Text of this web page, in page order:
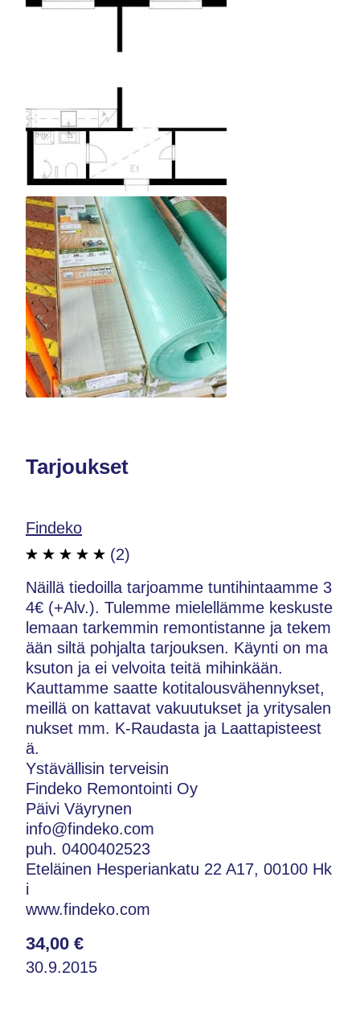
Tarjoukset
Findeko
(2)
Näillä tiedoilla tarjoamme tuntihintaamme 3
4€ (+Alv.). Tulemme mielellämme keskuste
lemaan tarkemmin remontistanne ja tekem
ään siltä pohjalta tarjouksen. Käynti on ma
ksuton ja ei velvoita teitä mihinkään.
Kauttamme saatte kotitalousvähennykset,
meillä on kattavat vakuutukset ja yritysalen
nukset mm. K-Raudasta ja Laattapisteest
ä.
Ystävällisin terveisin
Findeko Remontointi Oy
Päivi Väyrynen
info@findeko.com
puh. 0400402523
Eteläinen Hesperiankatu 22 A17, 00100 Hk
i
www.findeko.com
34,00 €
30.9.2015